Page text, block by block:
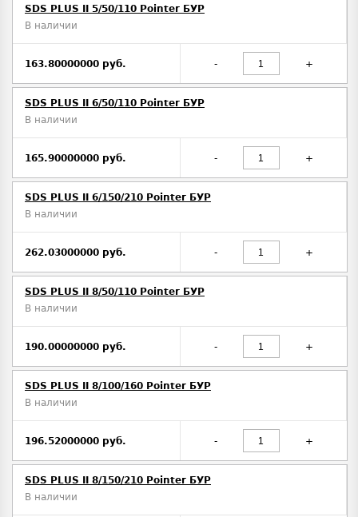
SDS PLUS II 5/50/110 Pointer БУР
В наличии
163.80000000 руб. - +
SDS PLUS II 6/50/110 Pointer БУР
В наличии
165.90000000 руб. - +
SDS PLUS II 6/150/210 Pointer БУР
В наличии
262.03000000 руб. - +
SDS PLUS II 8/50/110 Pointer БУР
В наличии
190.00000000 руб. - +
SDS PLUS II 8/100/160 Pointer БУР
В наличии
196.52000000 руб. - +
SDS PLUS II 8/150/210 Pointer БУР
В наличии